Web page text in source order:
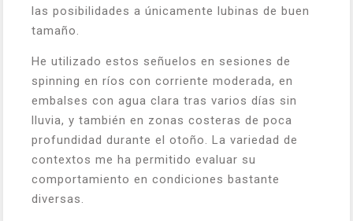
las posibilidades a únicamente lubinas de buen
tamaño.
He utilizado estos señuelos en sesiones de
spinning en ríos con corriente moderada, en
embalses con agua clara tras varios días sin
lluvia, y también en zonas costeras de poca
profundidad durante el otoño. La variedad de
contextos me ha permitido evaluar su
comportamiento en condiciones bastante
diversas.